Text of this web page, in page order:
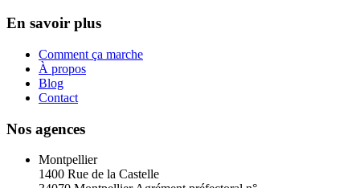
En savoir plus
Comment ça marche
À propos
Blog
Contact
Nos agences
Montpellier
1400 Rue de la Castelle